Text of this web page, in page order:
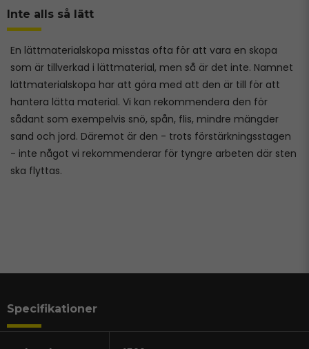
Inte alls så lätt
En lättmaterialskopa misstas ofta för att vara en skopa
som är tillverkad i lättmaterial, men så är det inte. Namnet
lättmaterialskopa har att göra med att den är till för att
hantera lätta material. Vi kan rekommendera den för
sådant som exempelvis snö, spån, flis, mindre mängder
sand och jord. Däremot är den - trots förstärkningsstagen
- inte något vi rekommenderar för tyngre arbeten där sten
ska flyttas.
Specifikationer